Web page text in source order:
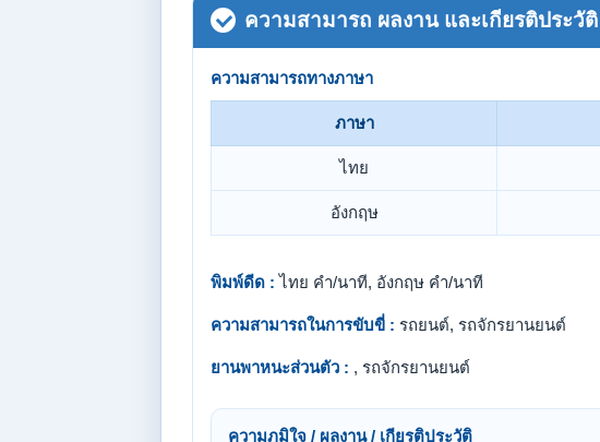
ความสามารถ ผลงาน และเกียรติประวัติ
ความสามารถทางภาษา
ภาษา
ไทย
อังกฤษ
พิมพ์ดีด : ไทย คำ/นาที, อังกฤษ คำ/นาที
ความสามารถในการขับขี่ : รถยนต์, รถจักรยานยนต์
ยานพาหนะส่วนตัว : , รถจักรยานยนต์
ความภูมิใจ / ผลงาน / เกียรติประวัติ